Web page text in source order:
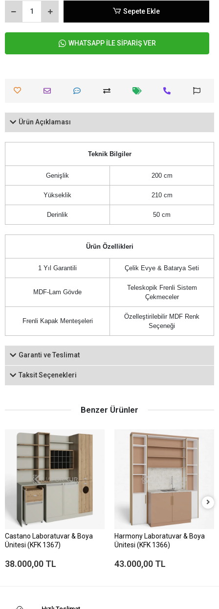
Sepete Ekle
WHATSAPP İLE SİPARİŞ VER
Ürün Açıklaması
Teknik Bilgiler
Genişlik 200 cm
Yükseklik 210 cm
Derinlik 50 cm
Ürün Özellikleri
1 Yıl Garantili Çelik Evye & Batarya Seti
MDF-Lam Gövde
Teleskopik Frenli Sistem
Çekmeceler
Frenli Kapak Menteşeleri
Özelleştirilebilir MDF Renk
Seçeneği
Garanti ve Teslimat
Taksit Seçenekleri
Benzer Ürünler
Castano Laboratuvar & Boya
Ünitesi (KFK 1367)
38.000,00 TL
Harmony Laboratuvar & Boya
Ünitesi (KFK 1366)
43.000,00 TL